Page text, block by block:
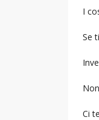
I
Se
Ci